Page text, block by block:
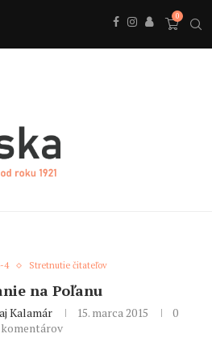
0
4 Stretnutie čitateľov
na Poľanu
Kalamár 15. marca 2015
0
komentárov